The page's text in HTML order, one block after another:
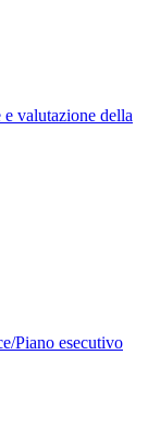
valutazione della
Piano esecutivo